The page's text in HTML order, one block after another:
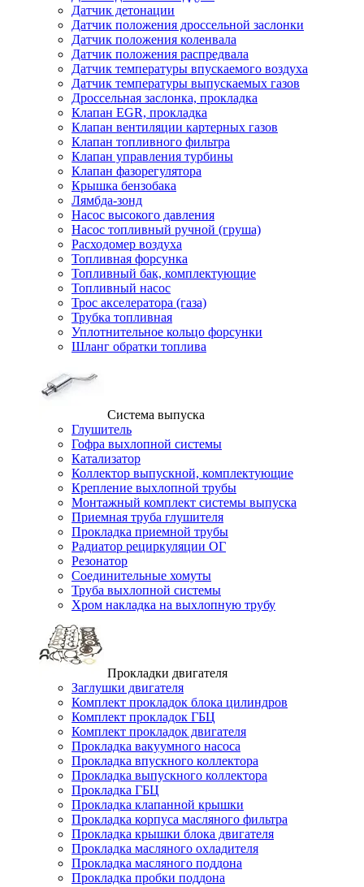
Датчик детонации
Датчик положения дроссельной заслонки
Датчик положения коленвала
Датчик положения распредвала
Датчик температуры впускаемого воздуха
Датчик температуры выпускаемых газов
Дроссельная заслонка, прокладка
Клапан EGR, прокладка
Клапан вентиляции картерных газов
Клапан топливного фильтра
Клапан управления турбины
Клапан фазорегулятора
Крышка бензобака
Лямбда-зонд
Насос высокого давления
Насос топливный ручной (груша)
Расходомер воздуха
Топливная форсунка
Топливный бак, комплектующие
Топливный насос
Трос акселератора (газа)
Трубка топливная
Уплотнительное кольцо форсунки
Шланг обратки топлива
Система выпуска
Глушитель
Гофра выхлопной системы
Катализатор
Коллектор выпускной, комплектующие
Крепление выхлопной трубы
Монтажный комплект системы выпуска
Приемная труба глушителя
Прокладка приемной трубы
Радиатор рециркуляции ОГ
Резонатор
Соединительные хомуты
Труба выхлопной системы
Хром накладка на выхлопную трубу
Прокладки двигателя
Заглушки двигателя
Комплект прокладок блока цилиндров
Комплект прокладок ГБЦ
Комплект прокладок двигателя
Прокладка вакуумного насоса
Прокладка впускного коллектора
Прокладка выпускного коллектора
Прокладка ГБЦ
Прокладка клапанной крышки
Прокладка корпуса масляного фильтра
Прокладка крышки блока двигателя
Прокладка масляного охладителя
Прокладка масляного поддона
Прокладка пробки поддона